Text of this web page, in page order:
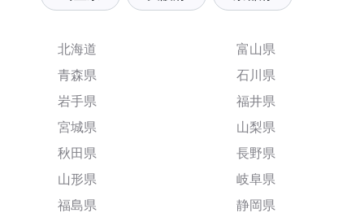
北海道
青森県
岩手県
宮城県
秋田県
山形県
福島県
富山県
石川県
福井県
山梨県
長野県
岐阜県
静岡県